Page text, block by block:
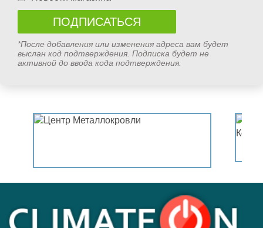
*После добавления или изменения адреса вам будет
выслан код подтверждения. Подписка будет не
активной до ввода кода подтверждения.